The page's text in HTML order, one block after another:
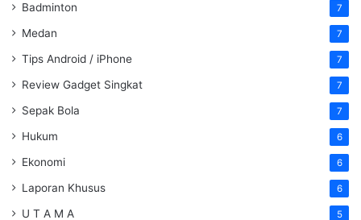
Badminton 7
Medan 7
Tips Android / iPhone 7
Review Gadget Singkat 7
Sepak Bola 7
Hukum 6
Ekonomi 6
Laporan Khusus 6
U T A M A 5